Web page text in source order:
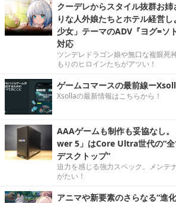
クーデレからスタイル抜群お
りな人外娘たちとホテル経営
少女」テーマのADV『ヨグ=ソ
対応
ツンデレドラゴン娘や無口な複眼死
もりのヒロインたちがアツい！
ゲームコマースの最前線ー
Xsollaの最新情報はこちらから！
AAAゲームも制作も妥協なし
wer 5」はCore Ultra世代の“
デスクトップ”
迫力を感じる強力スペック。メンテ
がたい！
アニマや新要素のさらなる“進